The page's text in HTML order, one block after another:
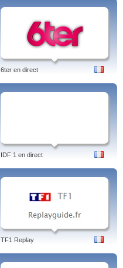
6ter en direct
IDF 1 en direct
TF1 Replay